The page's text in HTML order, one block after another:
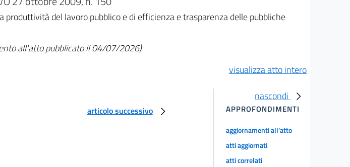
del lavoro pubblico e di efficienza e trasparenza delle pubbliche
all'atto pubblicato il 04/07/2026)
visualizza atto intero
articolo successivo
nascondi
APPROFONDIMENTI
aggiornamenti all'atto
atti aggiornati
atti correlati